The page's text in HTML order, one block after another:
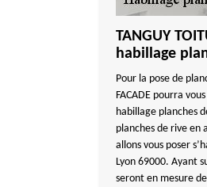
TANGUY
habillage
Pour la pose de
FACADE pourra
habillage planches
planches de rive en
allons vous poser
Lyon 69000. Ayant
seront en mesure